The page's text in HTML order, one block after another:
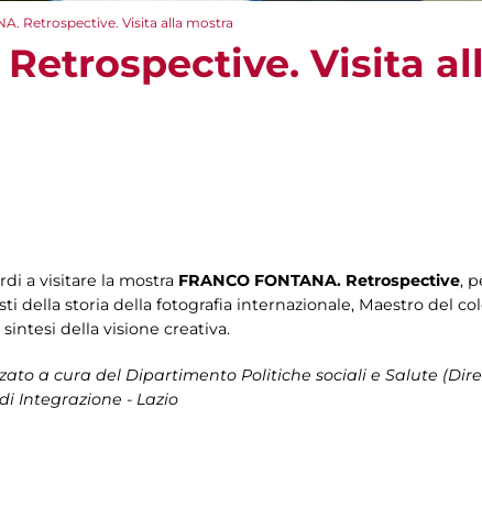
Retrospective. Visita alla mostra
Retrospective. Visita
a visitare la mostra FRANCO FONTANA. Retrospective,
della storia della fotografia internazionale, Maestro del
della visione creativa.
a cura del Dipartimento Politiche sociali e Salute
Integrazione - Lazio